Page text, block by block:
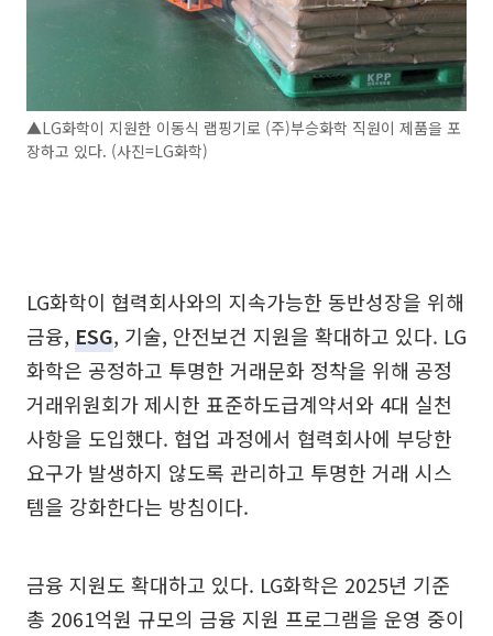
▲LG화학이 지원한 이동식 랩핑기로 (주)부승화학 직원이 제품을 포
장하고 있다. (사진=LG화학)
LG화학이 협력회사와의 지속가능한 동반성장을 위해
금융, ESG, 기술, 안전보건 지원을 확대하고 있다. LG
화학은 공정하고 투명한 거래문화 정착을 위해 공정
거래위원회가 제시한 표준하도급계약서와 4대 실천
사항을 도입했다. 협업 과정에서 협력회사에 부당한
요구가 발생하지 않도록 관리하고 투명한 거래 시스
템을 강화한다는 방침이다.
금융 지원도 확대하고 있다. LG화학은 2025년 기준
총 2061억원 규모의 금융 지원 프로그램을 운영 중이